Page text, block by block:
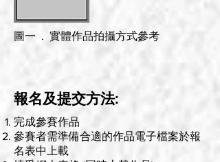
圖一 . 實體作品拍攝方式參考
報名及提交方法:
完成參賽作品
參賽者需準備合適的作品電子檔案於報
名表中上載